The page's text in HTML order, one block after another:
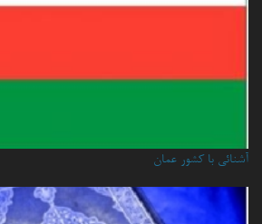
آشنائي با كشور عمان